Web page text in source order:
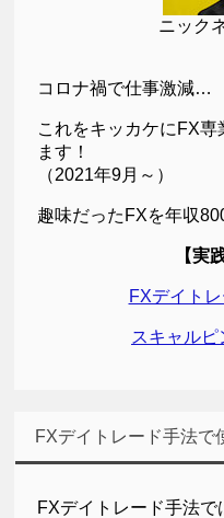
ニック
コロナ禍で仕事激減…
これをキッカケにFX専
ます！
（2021年9月～）
趣味だったFXを年収
【実
FXデイト
スキャルピ
FXデイトレード手法で
FXデイトレード手法